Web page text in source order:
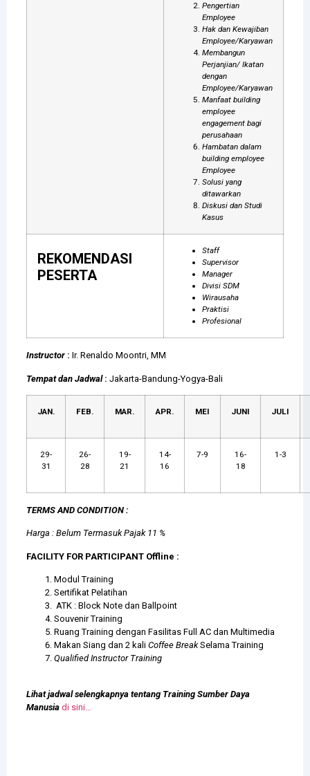
Pengertian
Employee
Hak dan Kewajiban
Employee/Karyawan
Membangun
Perjanjian/ Ikatan
dengan
Employee/Karyawan
Manfaat building
employee
engagement bagi
perusahaan
Hambatan dalam
building employee
Employee
Solusi yang
ditawarkan
Diskusi dan Studi
Kasus
REKOMENDASI
PESERTA
Staff
Supervisor
Manager
Divisi SDM
Wirausaha
Praktisi
Profesional
Instructor : Ir. Renaldo Moontri, MM
Tempat dan Jadwal: Jakarta-Bandung-Yogya-Bali
JAN. FEB. MAR. APR. MEI JUNI JULI
29-
31
26-
28
19-
21
14-
16
7-9
16-
18
1-3
TERMS AND CONDITION :
Harga : Belum Termasuk Pajak 11 %
FACILITY FOR PARTICIPANT Offline :
Modul Training
Sertifikat Pelatihan
ATK : Block Note dan Ballpoint
Souvenir Training
Ruang Training dengan Fasilitas Full AC dan Multimedia
Makan Siang dan 2 kali Coffee BreakSelama Training
Qualified Instructor Training
Lihat jadwal selengkapnya tentang Training Sumber Daya
Manusia di sini…